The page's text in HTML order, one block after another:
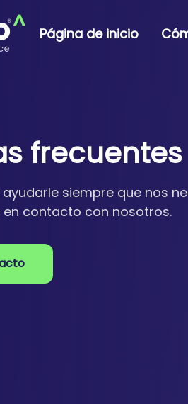
Página de inicio
frecuentes
siempre que nos
contacto con nosotros.